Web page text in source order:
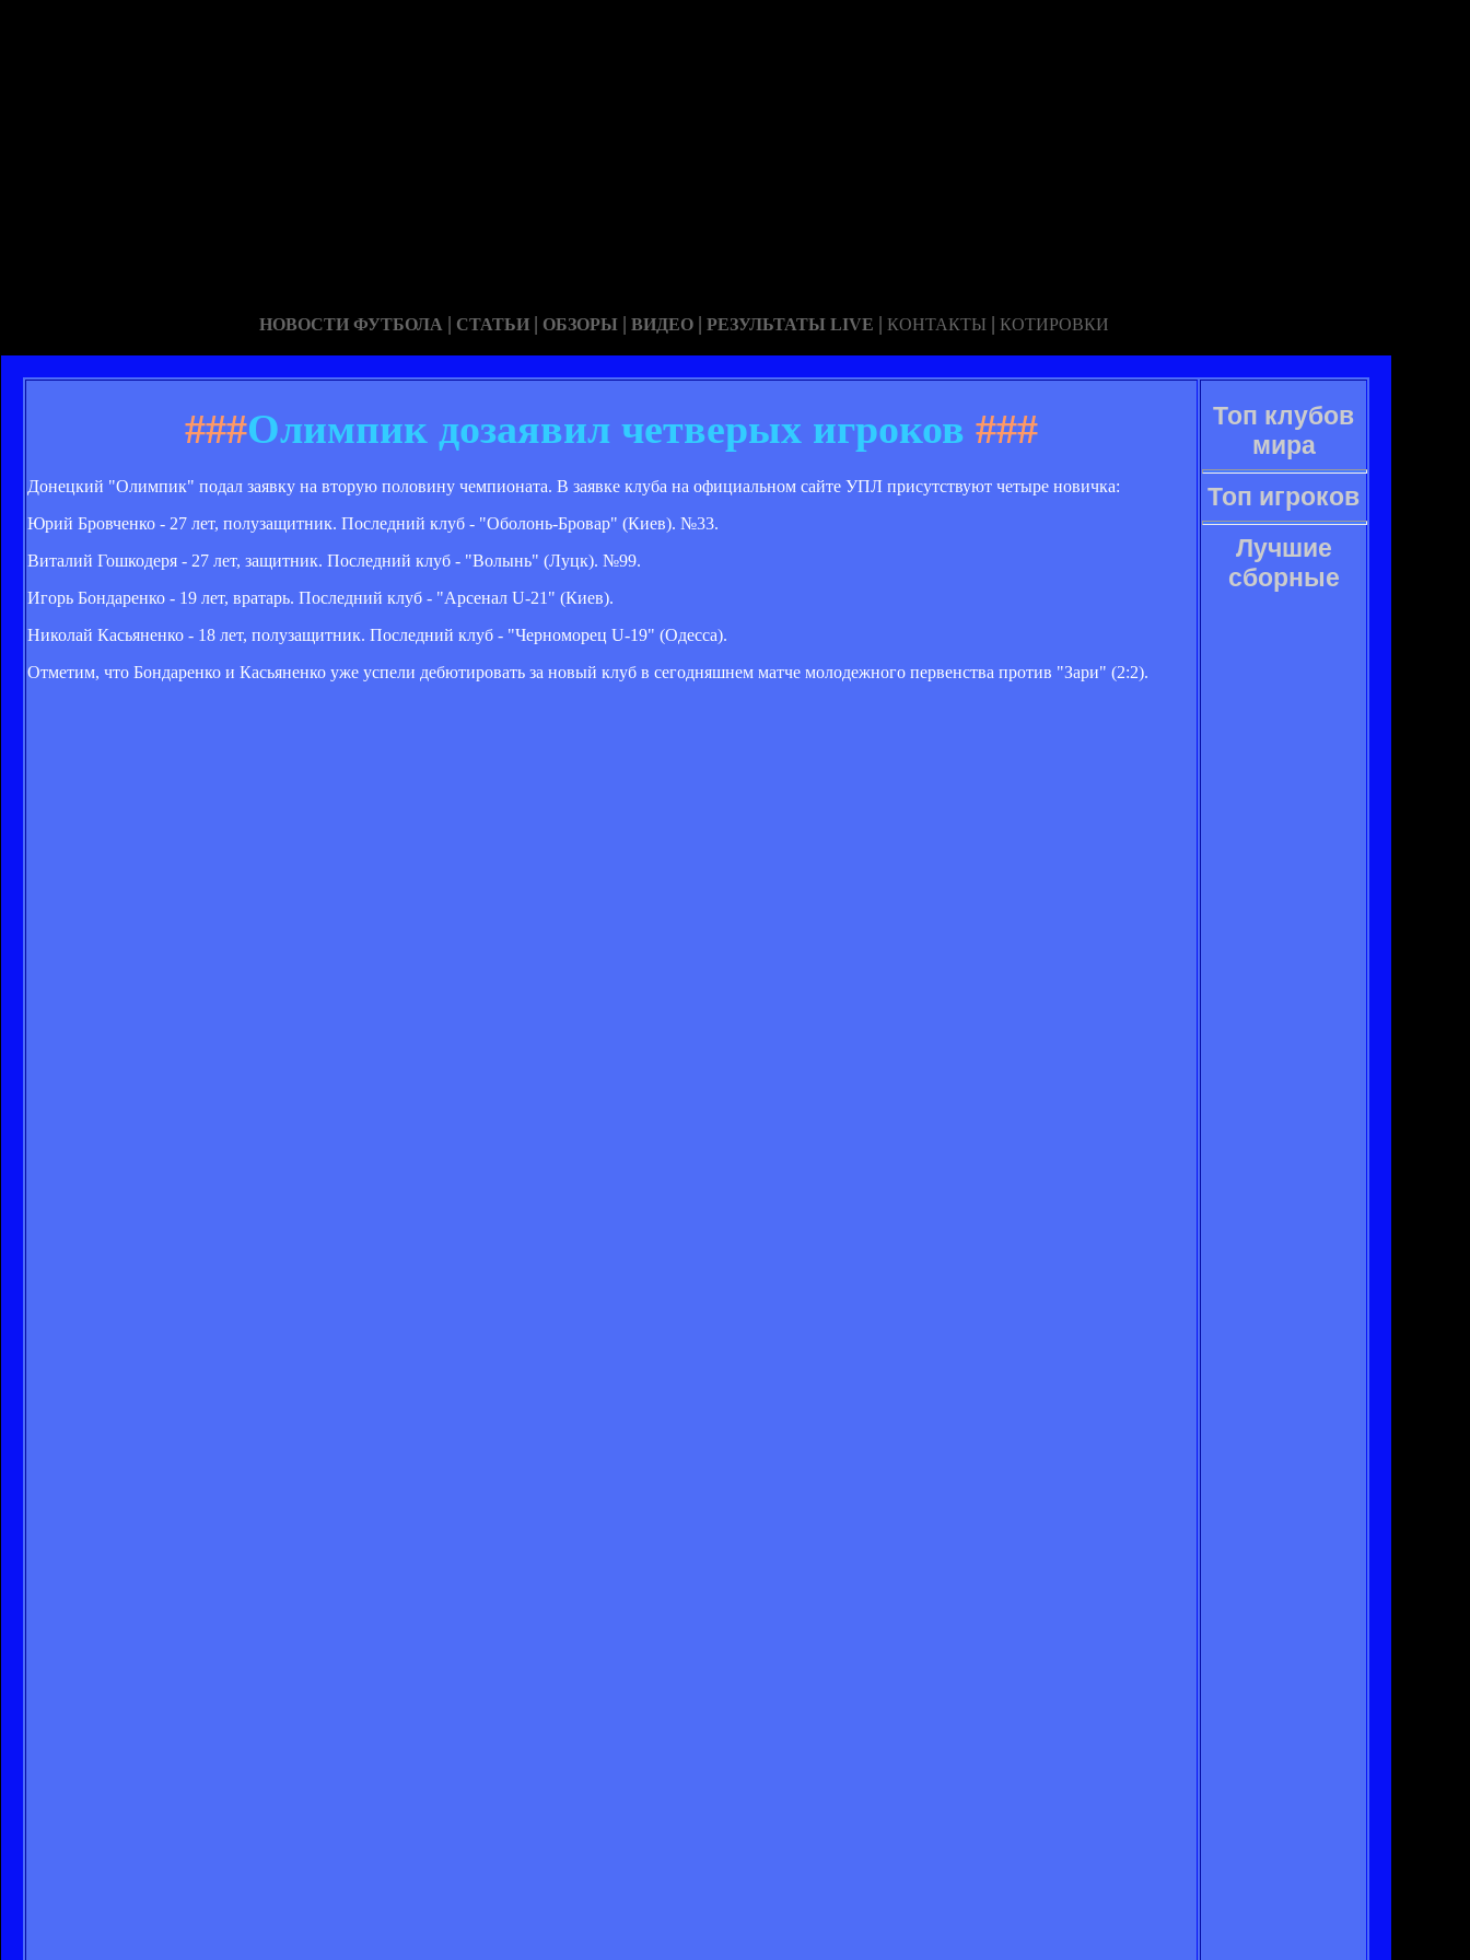
НОВОСТИ ФУТБОЛА | СТАТЬИ | ОБЗОРЫ | ВИДЕО | РЕЗУЛЬТАТЫ LIVE | КОНТАКТЫ | КОТИРОВКИ
###Олимпик дозаявил четверых игроков ###
Донецкий "Олимпик" подал заявку на вторую половину чемпионата. В заявке клуба на официальном сайте УПЛ присутствуют четыре новичка:
Юрий Бровченко - 27 лет, полузащитник. Последний клуб - "Оболонь-Бровар" (Киев). №33.
Виталий Гошкодеря - 27 лет, защитник. Последний клуб - "Волынь" (Луцк). №99.
Игорь Бондаренко - 19 лет, вратарь. Последний клуб - "Арсенал U-21" (Киев).
Николай Касьяненко - 18 лет, полузащитник. Последний клуб - "Черноморец U-19" (Одесса).
Отметим, что Бондаренко и Касьяненко уже успели дебютировать за новый клуб в сегодняшнем матче молодежного первенства против "Зари" (2:2).
Топ клубов
мира
Топ игроков
Лучшие
сборные